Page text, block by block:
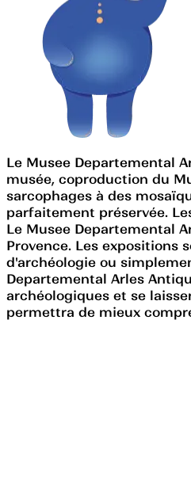
Le Musee Departemental
musée, coproduction du
sarcophages à des
parfaitement préservée.
Le Musee Departemental
Provence. Les expositions
d'archéologie ou
Departemental Arles
archéologiques et se
permettra de mieux